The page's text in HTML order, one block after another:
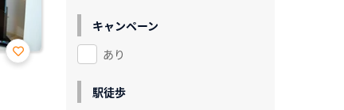
お気
キャンペーン
あり
駅徒歩